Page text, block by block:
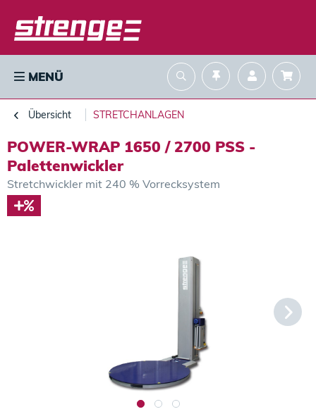
MENÜ
Übersicht STRETCHANLAGEN
POWER-WRAP 1650 / 2700 PSS -
Palettenwickler
Stretchwickler mit 240 % Vorrecksystem